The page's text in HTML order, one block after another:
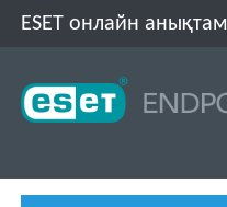
ESET онлайн